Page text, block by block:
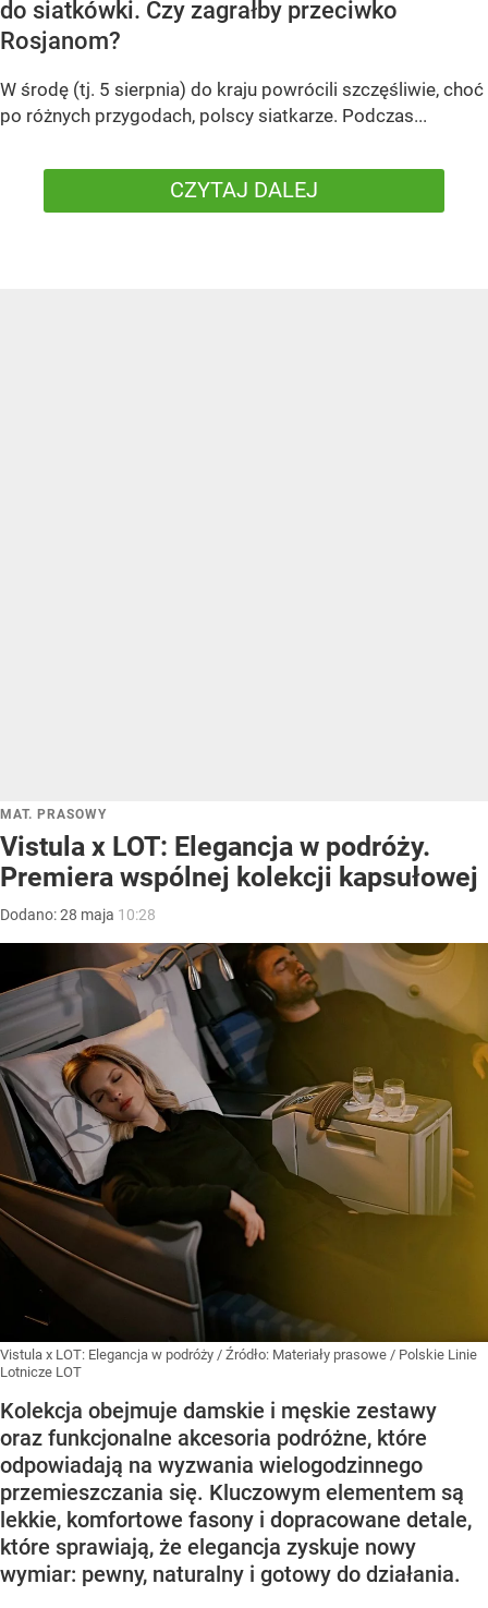
do siatkówki. Czy zagrałby przeciwko
Rosjanom?
W środę (tj. 5 sierpnia) do kraju powrócili szczęśliwie, choć
po różnych przygodach, polscy siatkarze. Podczas...
CZYTAJ DALEJ
MAT. PRASOWY
Vistula x LOT: Elegancja w podróży.
Premiera wspólnej kolekcji kapsułowej
Dodano:28 maja 10:28
Vistula x LOT: Elegancja w podróży / Źródło: Materiały prasowe / Polskie Linie
Lotnicze LOT
Kolekcja obejmuje damskie i męskie zestawy
oraz funkcjonalne akcesoria podróżne, które
odpowiadają na wyzwania wielogodzinnego
przemieszczania się. Kluczowym elementem są
lekkie, komfortowe fasony i dopracowane detale,
które sprawiają, że elegancja zyskuje nowy
wymiar: pewny, naturalny i gotowy do działania.